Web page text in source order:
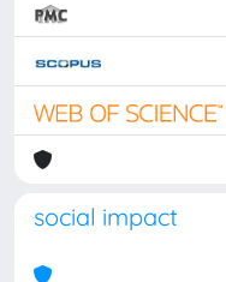
social impact